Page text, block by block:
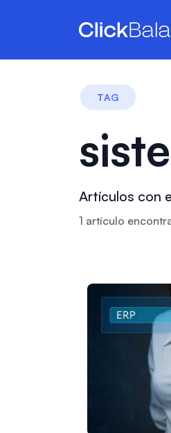
TAG
Artículos con
1 artículo